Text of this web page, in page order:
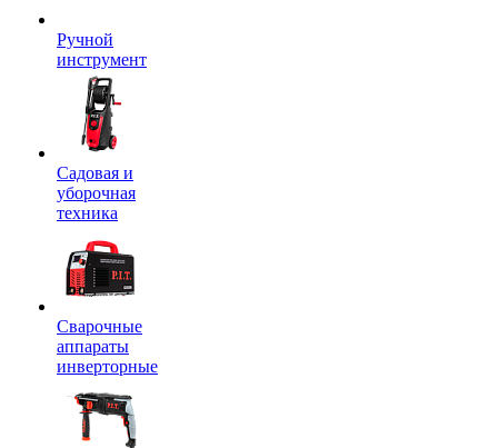
Ручной
инструмент
Садовая и
уборочная
техника
Сварочные
аппараты
инверторные